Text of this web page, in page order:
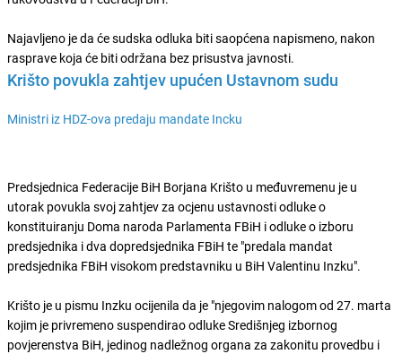
Najavljeno je da će sudska odluka biti saopćena napismeno, nakon
rasprave koja će biti održana bez prisustva javnosti.
Krišto povukla zahtjev upućen Ustavnom sudu
Ministri iz HDZ-ova predaju mandate Incku
Predsjednica Federacije BiH Borjana Krišto u međuvremenu je u
utorak povukla svoj zahtjev za ocjenu ustavnosti odluke o
konstituiranju Doma naroda Parlamenta FBiH i odluke o izboru
predsjednika i dva dopredsjednika FBiH te "predala mandat
predsjednika FBiH visokom predstavniku u BiH Valentinu Inzku".
Krišto je u pismu Inzku ocijenila da je "njegovim nalogom od 27. marta
kojim je privremeno suspendirao odluke Središnjeg izbornog
povjerenstva BiH, jedinog nadležnog organa za zakonitu provedbu i